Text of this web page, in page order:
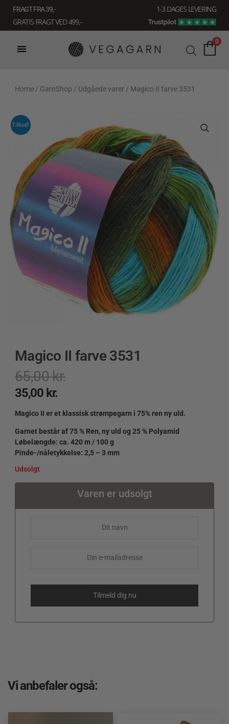
indholdet
FRAGT FRA 39, -
1-3 DAGES LEVERING
GRATIS FRAGT VED 499,-
0
Home / GarnShop / Udgåede varer / Magico II farve 3531
Tilbud!
Magico II farve 3531
65,00kr.
35,00 kr.
Magico II er et klassisk strømpegarn i 75% ren ny uld.
Garnet består af 75 % Ren, ny uld og 25 % Polyamid
Løbelængde: ca. 420 m / 100 g
Pinde-/nåletykkelse: 2,5 – 3 mm
Udsolgt
Varen er udsolgt
Vi anbefaler også: